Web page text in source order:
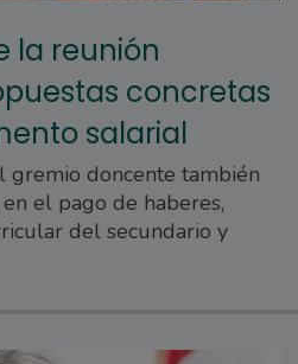
la reunión
concretas
salarial
gremio doncente también
el pago de haberes,
del secundario y